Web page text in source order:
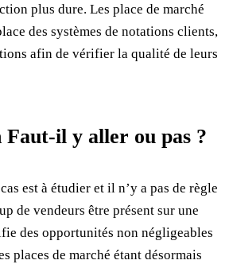
plus dure. Les place de marché
des systèmes de notations clients,
afin de vérifier la qualité de leurs
Faut-il y aller ou pas ?
est à étudier et il n’y a pas de règle
de vendeurs être présent sur une
des opportunités non négligeables
places de marché étant désormais